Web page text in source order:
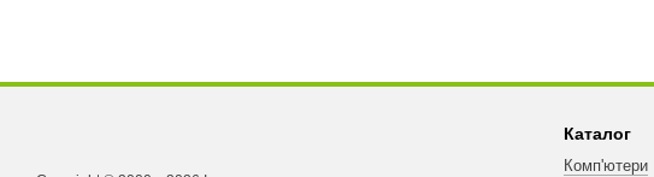
Каталог
Комп'ютери